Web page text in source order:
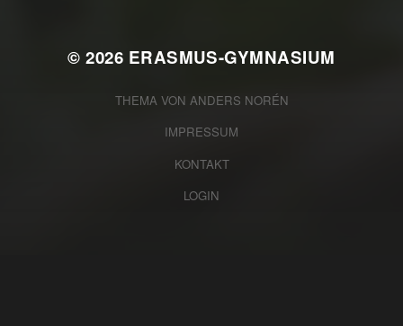
© 2026 ERASMUS-GYMNASIUM
THEMA VON ANDERS NORÉN
IMPRESSUM
KONTAKT
LOGIN